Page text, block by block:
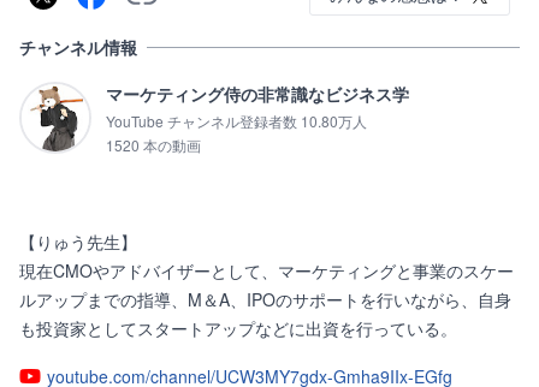
チャンネル情報
マーケティング侍の非常識なビジネス学
YouTube チャンネル登録者数 10.80万人
1520 本の動画
【りゅう先生】
現在CMOやアドバイザーとして、マーケティングと事業のスケー
ルアップまでの指導、M＆A、IPOのサポートを行いながら、自身
も投資家としてスタートアップなどに出資を行っている。
youtube.com/channel/UCW3MY7gdx-Gmha9IIx-EGfg